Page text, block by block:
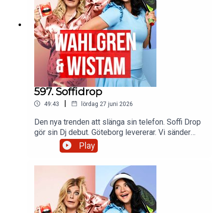
597. Soffidrop
49:43 | lördag 27 juni 2026
Den nya trenden att slänga sin telefon. Soffi Drop
gör sin Dj debut. Göteborg levererar. Vi sänder
pappa Hans en tanke på 89-års dagen. Sofia får
en lysande present. Föräldraskap i generationer.
Och frånvarande pappor. Fotbollsfeber och Kid
Play